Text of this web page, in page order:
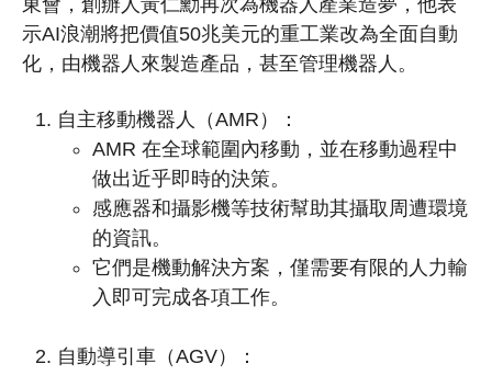
東會，創辦人黃仁勳再次為機器人產業造夢，他表
示AI浪潮將把價值50兆美元的重工業改為全面自動
化，由機器人來製造產品，甚至管理機器人。
自主移動機器人（AMR）：
AMR 在全球範圍內移動，並在移動過程中
做出近乎即時的決策。
感應器和攝影機等技術幫助其攝取周遭環境
的資訊。
它們是機動解決方案，僅需要有限的人力輸
入即可完成各項工作。
自動導引車（AGV）：